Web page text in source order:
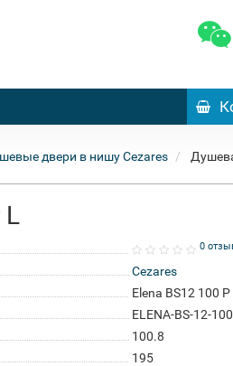
двери в нишу Cezares
L
0
Cezares
Elena BS12 100 P
ELENA-BS-12-
100.8
195